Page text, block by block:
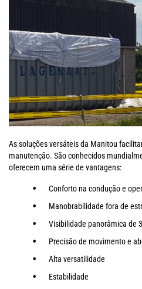
As soluções versáteis da Manitou
manutenção. São conhecidos
oferecem uma série de vantagens:
Conforto na condução e
Manobrabilidade fora de
Visibilidade panorâmica de
Precisão de movimento e
Alta versatilidade
Estabilidade